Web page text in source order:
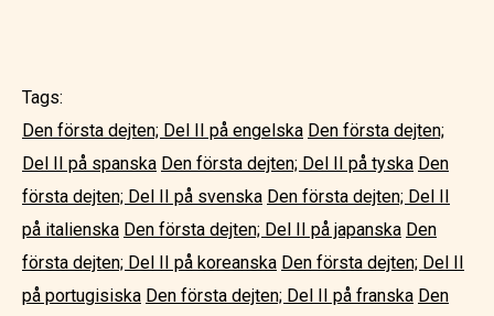
Tags:
Den första dejten; Del II på engelska Den första dejten;
Del II på spanska Den första dejten; Del II på tyska Den
första dejten; Del II på svenska Den första dejten; Del II
på italienska Den första dejten; Del II på japanska Den
första dejten; Del II på koreanska Den första dejten; Del II
på portugisiska Den första dejten; Del II på franska Den